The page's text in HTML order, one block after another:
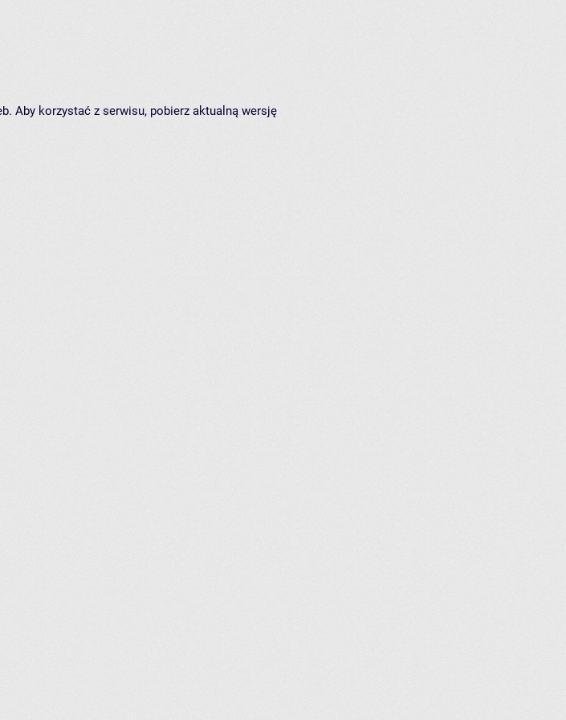
Aby korzystać z serwisu, pobierz aktualną wersję